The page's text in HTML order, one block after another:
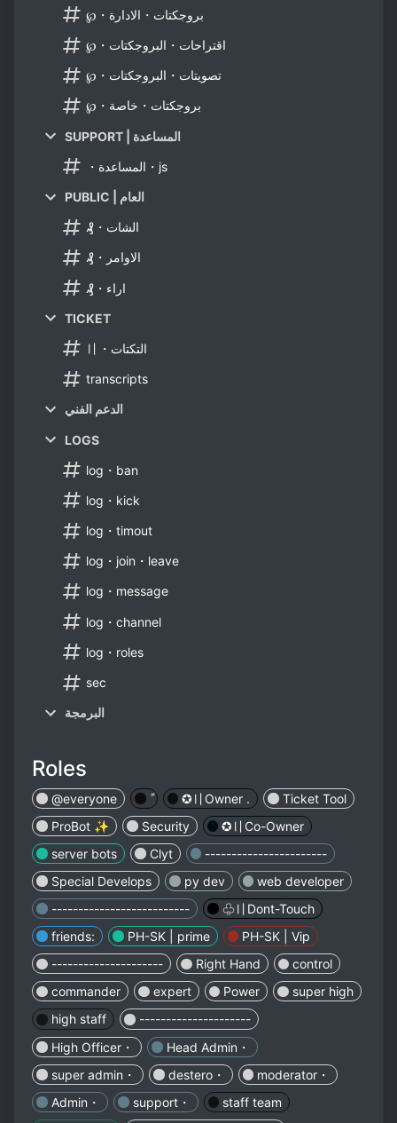
℘・بروجكتات・الادارة
℘・اقتراحات・البروجكتات
℘・تصويتات・البروجكتات
℘・بروجكتات・خاصة
SUPPORT | المساعدة
・المساعدة・js
PUBLIC | العام
₰・الشات
₰・الاوامر
₰・اراء
TICKET
〢・التكتات
transcripts
الدعم الفني
LOGS
log・ban
log・kick
log・timout
log・join・leave
log・message
log・channel
log・roles
sec
البرمجة
Roles
@everyone ✪〢Owner .
Ticket Tool
ProBot ✨
Security
✪〢Co-Owner
server bots
Clyt
-----------------------
Special Develops
py dev
web developer
--------------------------
♧︎︎︎〢Dont-Touch
friends:
PH-SK | prime
PH-SK | Vip
---------------------
Right Hand
control
commander
expert Power
super high
high staff
---------------------
High Officer・
Head Admin・
super admin・
destero・
moderator・
Admin・
support・
staff team